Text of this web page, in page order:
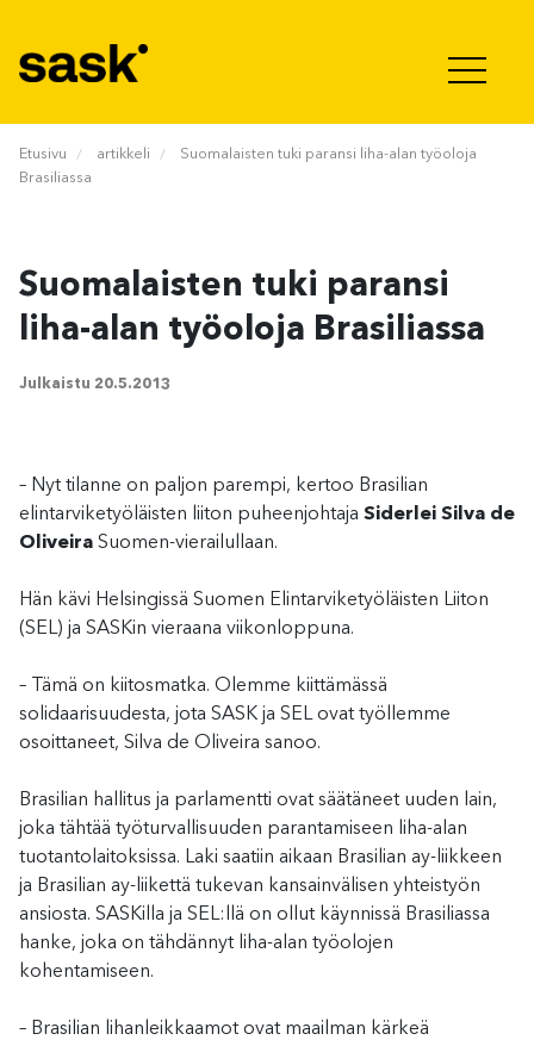
Etusivu artikkeli
Suomalaisten tuki paransi liha-alan työoloja
Brasiliassa
Suomalaisten tuki paransi
liha-alan työoloja Brasiliassa
Julkaistu 20.5.2013
– Nyt tilanne on paljon parempi, kertoo Brasilian
elintarviketyöläisten liiton puheenjohtaja Siderlei Silva de
Oliveira Suomen-vierailullaan.
Hän kävi Helsingissä Suomen Elintarviketyöläisten Liiton
(SEL) ja SASKin vieraana viikonloppuna.
– Tämä on kiitosmatka. Olemme kiittämässä
solidaarisuudesta, jota SASK ja SEL ovat työllemme
osoittaneet, Silva de Oliveira sanoo.
Brasilian hallitus ja parlamentti ovat säätäneet uuden lain,
joka tähtää työturvallisuuden parantamiseen liha-alan
tuotantolaitoksissa. Laki saatiin aikaan Brasilian ay-liikkeen
ja Brasilian ay-liikettä tukevan kansainvälisen yhteistyön
ansiosta. SASKilla ja SEL:llä on ollut käynnissä Brasiliassa
hanke, joka on tähdännyt liha-alan työolojen
kohentamiseen.
– Brasilian lihanleikkaamot ovat maailman kärkeä